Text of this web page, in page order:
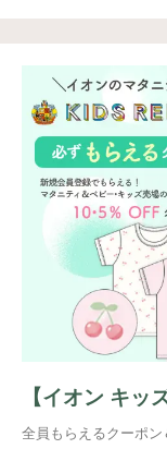
【イオン キッ
全員もらえるクーポ